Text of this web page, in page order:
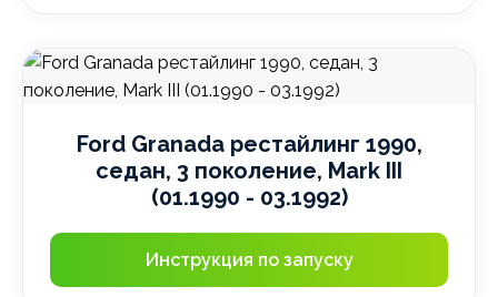
Ford Granada рестайлинг 1990,
седан, 3 поколение, Mark III
(01.1990 - 03.1992)
Инструкция по запуску